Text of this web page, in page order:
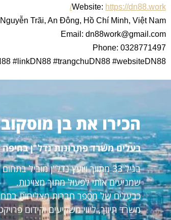
Website: https://dn88.work/
Trãi, An Đông, Hồ Chí Minh, Việt Nam
Email: dn88work@gmail.com
Phone: 0328771497
#linkDN88 #trangchuDN88 #websiteDN88
הכירו את בן
בעלים משרד פתרונות נדל"ן בחיפה
בגיל 33 מתווך ויועץ נדל"ן
שמניעים אותי לפעול מתוך מצוינות.
כבעלים של מספר חברות מצליחות
משרד תיווך, ליווי משקיעים וקידום